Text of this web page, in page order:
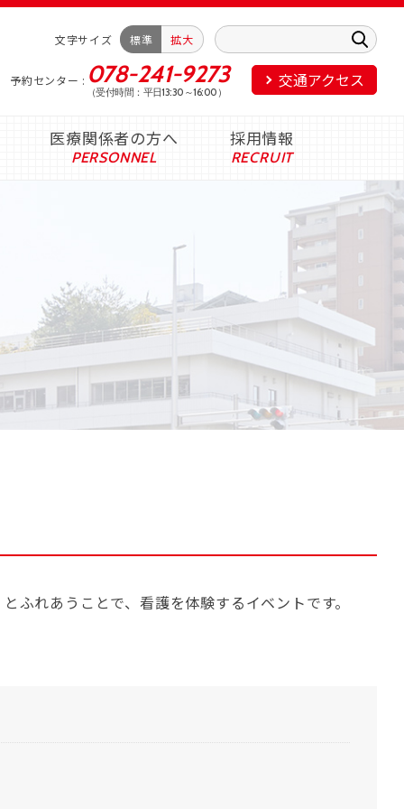
文字サイズ 標準 拡大
予約センター 078-241-9273
（受付時間：平日13:30～16:00）
交通アクセス
医療関係者の方へ 採用情報
ふれあうことで、看護を体験するイベントです。